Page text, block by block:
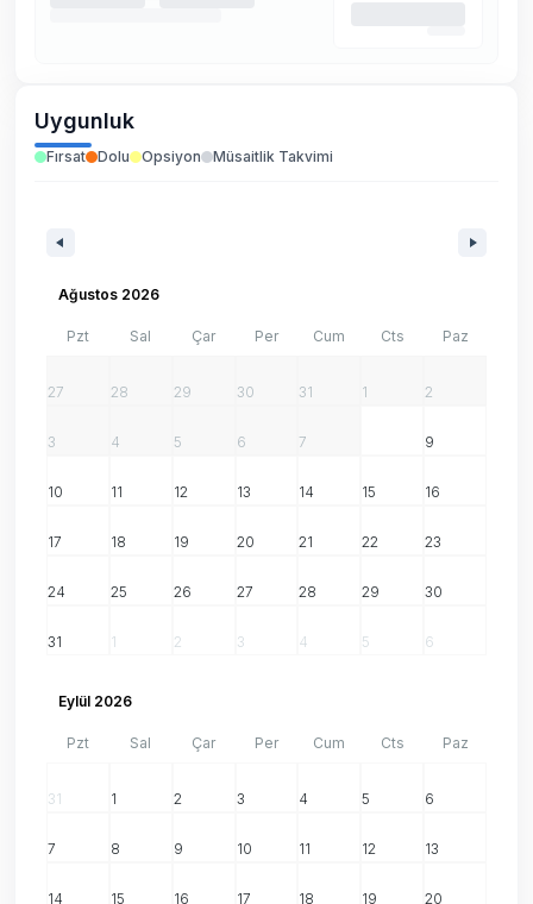
Uygunluk
Fırsat Dolu Opsiyon Müsaitlik Takvimi
Ağustos 2026
Pzt Sal Çar Per Cum Cts Paz
27 28 29 30 31 1 2
3 4 5 6 7 9
10 11 12 13 14 15 16
17 18 19 20 21 22 23
24 25 26 27 28 29 30
31 1 2 3 4 5 6
Eylül 2026
Pzt Sal Çar Per Cum Cts Paz
31 1 2 3 4 5 6
7 8 9 10 11 12 13
14 15 16 17 18 19 20